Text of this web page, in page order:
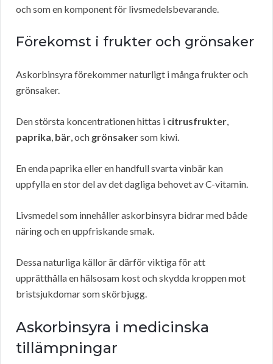
och som en komponent för livsmedelsbevarande.
Förekomst i frukter och grönsaker
Askorbinsyra förekommer naturligt i många frukter och
grönsaker.
Den största koncentrationen hittas i citrusfrukter,
paprika, bär, och grönsakersom kiwi.
En enda paprika eller en handfull svarta vinbär kan
uppfylla en stor del av det dagliga behovet av C-vitamin.
Livsmedel som innehåller askorbinsyra bidrar med både
näring och en uppfriskande smak.
Dessa naturliga källor är därför viktiga för att
upprätthålla en hälsosam kost och skydda kroppen mot
bristsjukdomar som skörbjugg.
Askorbinsyra i medicinska
tillämpningar